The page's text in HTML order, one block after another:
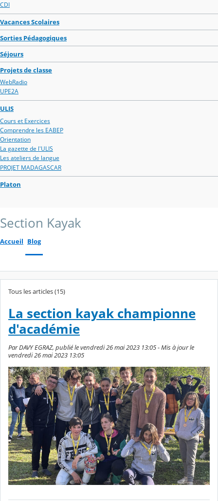
CDI
Vacances Scolaires
Sorties Pédagogiques
Séjours
Projets de classe
WebRadio
UPE2A
ULIS
Cours et Exercices
Comprendre les EABEP
Orientation
La gazette de l'ULIS
Les ateliers de langue
PROJET MADAGASCAR
Platon
Section Kayak
Accueil Blog
Tous les articles (15)
La section kayak championne
d'académie
Par DAVY EGRAZ, publié le vendredi 26 mai 2023 13:05 - Mis à jour le
vendredi 26 mai 2023 13:05